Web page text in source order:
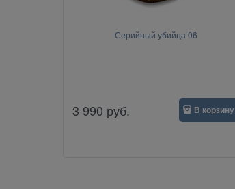
Серийный убийца 06
3 990 руб. В корзину